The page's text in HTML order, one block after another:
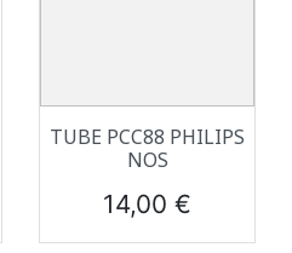
TUBE PCC88 PHILIPS
NOS
Prix
14,00 €